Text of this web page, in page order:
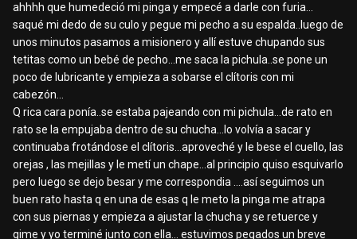
ahhhh que humedeció mi pinga y empecé a darle con furia...
saqué mi dedo de su culo y pegue mi pecho a su espalda..luego de
unos minutos pasamos a misionero y allí estuve chupando sus
tetitas como un bebé de pecho...me saca la pichula..se pone un
poco de lubricante y empieza a sobarse el clítoris con mi
cabezón...
Q rica cara ponía..se estaba pajeando con mi pichula...de rato en
rato se la empujaba dentro de su chucha...lo volvía a sacar y
continuaba frotándose el clítoris...aproveché y le bese el cuello, las
orejas , las mejillas y le metí un chape...al principio quiso esquivarlo
pero luego se dejo besar y me correspondia ....así seguimos un
buen rato hasta q en una de esas q le meto la pinga me atrapa
con sus piernas y empieza a ajustar la chucha y se retuerce y
gime y yo terminé junto con ella... estuvimos pegados un breve